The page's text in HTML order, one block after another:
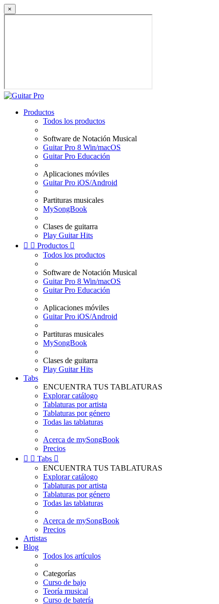
×
Productos
Todos los productos
Software de Notación Musical
Guitar Pro 8 Win/macOS
Guitar Pro Educación
Aplicaciones móviles
Guitar Pro iOS/Android
Partituras musicales
MySongBook
Clases de guitarra
Play Guitar Hits
  Productos 
Todos los productos
Software de Notación Musical
Guitar Pro 8 Win/macOS
Guitar Pro Educación
Aplicaciones móviles
Guitar Pro iOS/Android
Partituras musicales
MySongBook
Clases de guitarra
Play Guitar Hits
Tabs
ENCUENTRA TUS TABLATURAS
Explorar catálogo
Tablaturas por artista
Tablaturas por género
Todas las tablaturas
Acerca de mySongBook
Precios
  Tabs 
ENCUENTRA TUS TABLATURAS
Explorar catálogo
Tablaturas por artista
Tablaturas por género
Todas las tablaturas
Acerca de mySongBook
Precios
Artistas
Blog
Todos los artículos
Categorías
Curso de bajo
Teoría musical
Curso de batería